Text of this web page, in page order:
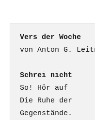
Vers der Woche
Schrei nicht
So! Hör auf
Die Ruhe der
Gegenstände.